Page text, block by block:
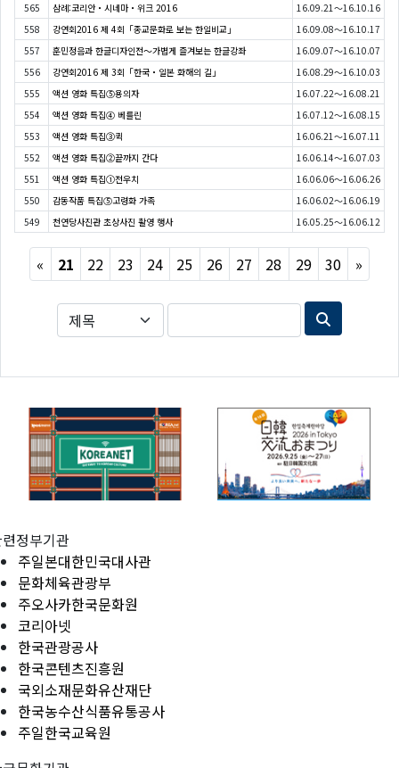
565
삼례:코리안・시네마・위크 2016
16.09.21～16.10.16
558
강연회2016 제 4회「종교문화로 보는 한일비교」
16.09.08～16.10.17
557
훈민정음과 한글디자인전～가볍게 즐겨보는 한글강좌
16.09.07～16.10.07
556
강연회2016 제 3회「한국・일본 화해의 길」
16.08.29～16.10.03
555
액션 영화 특집⑤용의자
16.07.22～16.08.21
554
액션 영화 특집④ 베를린
16.07.12～16.08.15
553
액션 영화 특집③퀵
16.06.21～16.07.11
552
액션 영화 특집②끝까지 간다
16.06.14～16.07.03
551
액션 영화 특집①전우치
16.06.06～16.06.26
550
감동작품 특집⑤고령화 가족
16.06.02～16.06.19
549
천연당사진관 초상사진 촬영 행사 16.05.25～16.06.12
« Previous
21 22 23 24 25 26 27 28 29 30 »Next
정부기관
주일본대한민국대사관
문화체육관광부
주오사카한국문화원
코리아넷
한국관광공사
한국콘텐츠진흥원
국외소재문화유산재단
한국농수산식품유통공사
주일한국교육원